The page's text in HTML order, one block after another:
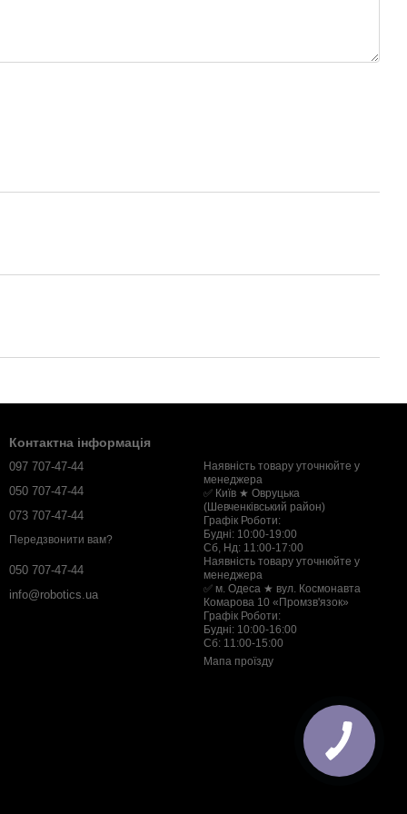
Контактна інформація
097 707-47-44
050 707-47-44
073 707-47-44
Передзвонити вам?
050 707-47-44
info@robotics.ua
Наявність товару уточнюйте у
менеджера
✅ Київ ★ Овруцька
(Шевченківський район)
Графік Роботи:
Будні: 10:00-19:00
Сб, Нд: 11:00-17:00
Наявність товару уточнюйте у
менеджера
✅ м. Одеса ★ вул. Космонавта
Комарова 10 «Промзв'язок»
Графік Роботи:
Будні: 10:00-16:00
Сб: 11:00-15:00
Мапа проїзду